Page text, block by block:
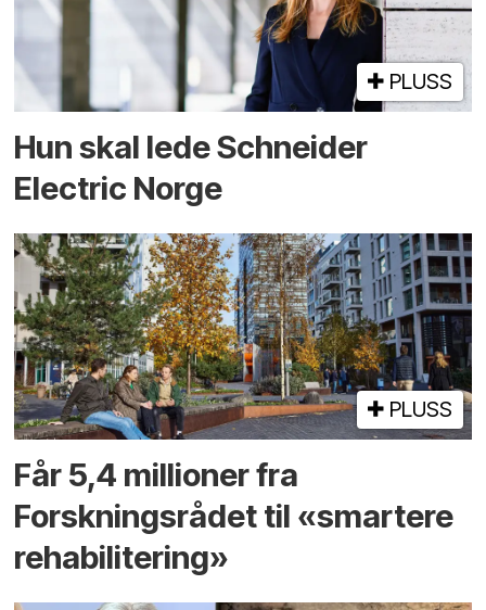
PLUSS
Hun skal lede Schneider
Electric Norge
PLUSS
Får 5,4 millioner fra
Forskningsrådet til «smartere
rehabilitering»